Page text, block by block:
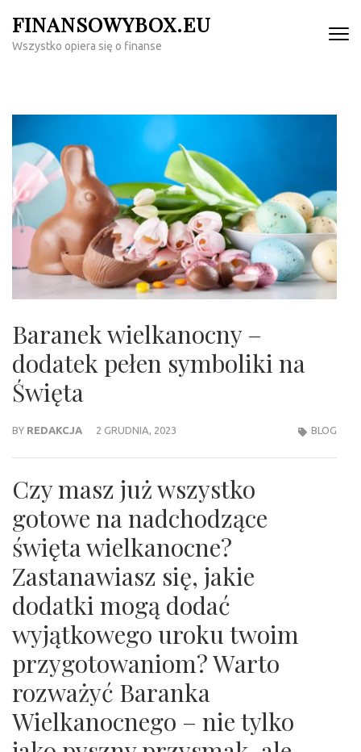
content
FINANSOWYBOX.EU
Wszystko opiera się o finanse
Baranek wielkanocny –
dodatek pełen symboliki na
Święta
BY REDAKCJA 2 GRUDNIA, 2023 BLOG
Czy masz już wszystko
gotowe na nadchodzące
święta wielkanocne?
Zastanawiasz się, jakie
dodatki mogą dodać
wyjątkowego uroku twoim
przygotowaniom? Warto
rozważyć Baranka
Wielkanocnego – nie tylko